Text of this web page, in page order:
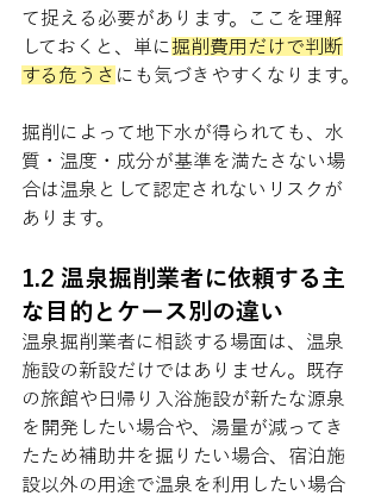
て捉える必要があります。ここを理解
しておくと、単に 掘削費用だけで判断
する危うさ にも気づきやすくなります。
掘削によって地下水が得られても、水
質・温度・成分が基準を満たさない場
合は温泉として認定されないリスクが
あります。
1.2 温泉掘削業者に依頼する主
な目的とケース別の違い
温泉掘削業者に相談する場面は、温泉
施設の新設だけではありません。既存
の旅館や日帰り入浴施設が新たな源泉
を開発したい場合や、湯量が減ってき
たため補助井を掘りたい場合、宿泊施
設以外の用途で温泉を利用したい場合